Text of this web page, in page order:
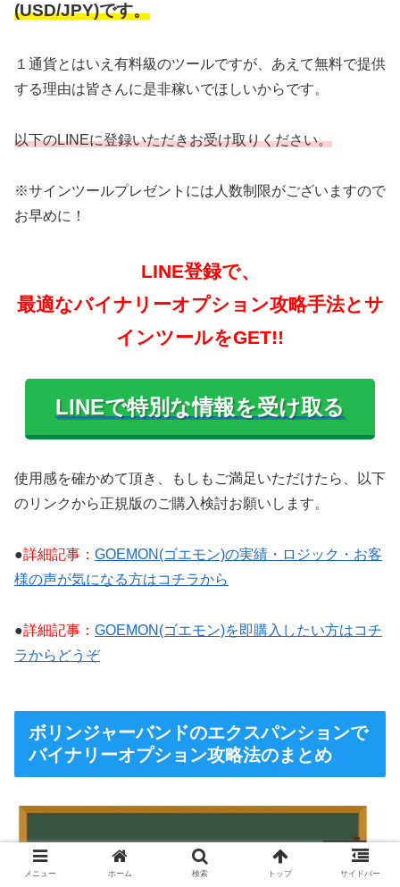
(USD/JPY)です。
１通貨とはいえ有料級のツールですが、あえて無料で提供
する理由は皆さんに是非稼いでほしいからです。
以下のLINEに登録いただきお受け取りください。
※サインツールプレゼントには人数制限がございますので
お早めに！
LINE登録で、
最適なバイナリーオプション攻略手法とサ
インツールをGET!!
LINEで特別な情報を受け取る
使用感を確かめて頂き、もしもご満足いただけたら、以下
のリンクから正規版のご購入検討お願いします。
●詳細記事： GOEMON(ゴエモン)の実績・ロジック・お客
様の声が気になる方はコチラから
●詳細記事： GOEMON(ゴエモン)を即購入したい方はコチ
ラからどうぞ
ボリンジャーバンドのエクスパンションで
バイナリーオプション攻略法のまとめ
メニュー ホーム 検索 トップ サイドバー